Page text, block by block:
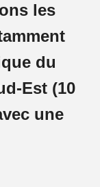
les
du
Est (10
une